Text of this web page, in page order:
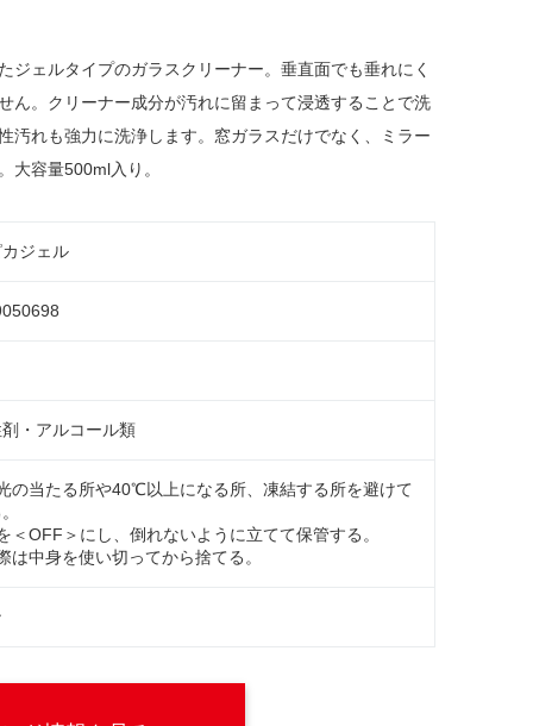
ジェルタイプのガラスクリーナー。垂直面でも垂れにく
ん。クリーナー成分が汚れに留まって浸透することで洗
汚れも強力に洗浄します。窓ガラスだけでなく、ミラー
大容量500ml入り。
ジェル
・アルコール類
の当たる所や40℃以上になる所、凍結する所を避けて
＜OFF＞にし、倒れないように立てて保管する。
は中身を使い切ってから捨てる。